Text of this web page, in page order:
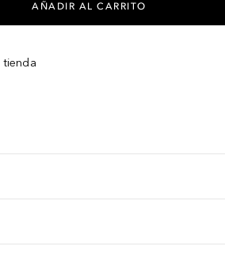
AÑADIR AL CARRITO
tienda